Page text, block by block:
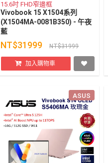
15.6吋 FHD窄邊框
Vivobook 15 X1504系列
(X1504MA-0081B350) - 午夜
藍
NT$31999 NT$31999
加入購物車
ASUS